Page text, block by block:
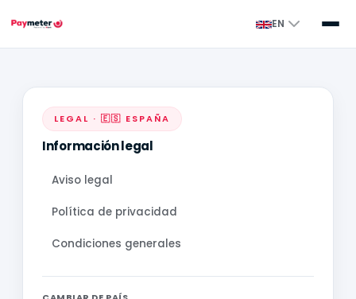
EN
LEGAL · 🇪🇸 ESPAÑA
Información legal
Aviso legal
Política de privacidad
Condiciones generales